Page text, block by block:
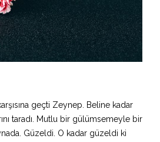
geçti Zeynep. Beline kadar
taradı. Mutlu bir gülümsemeyle bir
Güzeldi. O kadar güzeldi ki